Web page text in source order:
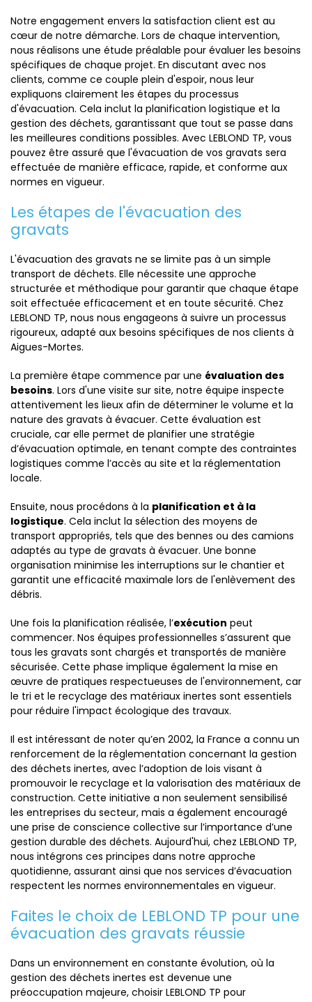
Notre engagement envers la satisfaction client est au
cœur de notre démarche. Lors de chaque intervention,
nous réalisons une étude préalable pour évaluer les besoins
spécifiques de chaque projet. En discutant avec nos
clients, comme ce couple plein d'espoir, nous leur
expliquons clairement les étapes du processus
d'évacuation. Cela inclut la planification logistique et la
gestion des déchets, garantissant que tout se passe dans
les meilleures conditions possibles. Avec LEBLOND TP, vous
pouvez être assuré que l'évacuation de vos gravats sera
effectuée de manière efficace, rapide, et conforme aux
normes en vigueur.
Les étapes de l'évacuation des
gravats
L'évacuation des gravats ne se limite pas à un simple
transport de déchets. Elle nécessite une approche
structurée et méthodique pour garantir que chaque étape
soit effectuée efficacement et en toute sécurité. Chez
LEBLOND TP, nous nous engageons à suivre un processus
rigoureux, adapté aux besoins spécifiques de nos clients à
Aigues-Mortes.
La première étape commence par une évaluation des
besoins. Lors d'une visite sur site, notre équipe inspecte
attentivement les lieux afin de déterminer le volume et la
nature des gravats à évacuer. Cette évaluation est
cruciale, car elle permet de planifier une stratégie
d’évacuation optimale, en tenant compte des contraintes
logistiques comme l’accès au site et la réglementation
locale.
Ensuite, nous procédons à la planification et à la
logistique. Cela inclut la sélection des moyens de
transport appropriés, tels que des bennes ou des camions
adaptés au type de gravats à évacuer. Une bonne
organisation minimise les interruptions sur le chantier et
garantit une efficacité maximale lors de l'enlèvement des
débris.
Une fois la planification réalisée, l’exécution peut
commencer. Nos équipes professionnelles s’assurent que
tous les gravats sont chargés et transportés de manière
sécurisée. Cette phase implique également la mise en
œuvre de pratiques respectueuses de l'environnement, car
le tri et le recyclage des matériaux inertes sont essentiels
pour réduire l'impact écologique des travaux.
Il est intéressant de noter qu’en 2002, la France a connu un
renforcement de la réglementation concernant la gestion
des déchets inertes, avec l’adoption de lois visant à
promouvoir le recyclage et la valorisation des matériaux de
construction. Cette initiative a non seulement sensibilisé
les entreprises du secteur, mais a également encouragé
une prise de conscience collective sur l’importance d’une
gestion durable des déchets. Aujourd'hui, chez LEBLOND TP,
nous intégrons ces principes dans notre approche
quotidienne, assurant ainsi que nos services d’évacuation
respectent les normes environnementales en vigueur.
Faites le choix de LEBLOND TP pour une
évacuation des gravats réussie
Dans un environnement en constante évolution, où la
gestion des déchets inertes est devenue une
préoccupation majeure, choisir LEBLOND TP pour